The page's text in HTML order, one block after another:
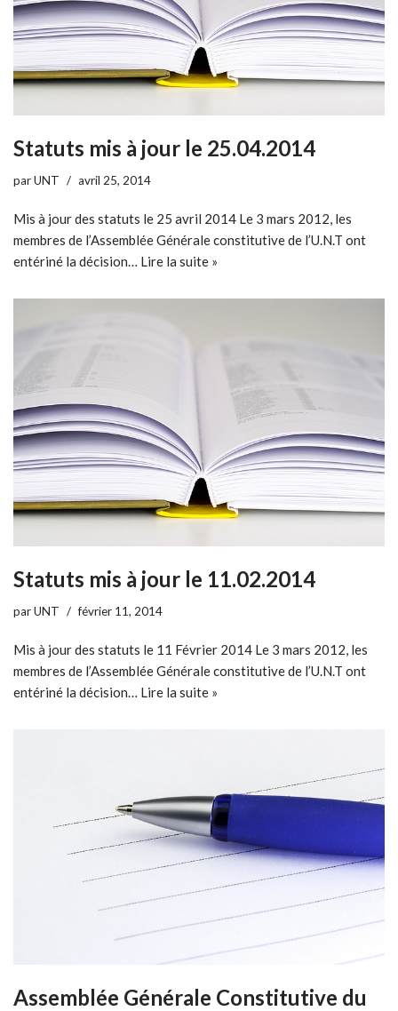
Statuts mis à jour le 25.04.2014
parUNT avril 25, 2014
Mis à jour des statuts le 25 avril 2014 Le 3 mars 2012, les
membres de l’Assemblée Générale constitutive de l’U.N.T ont
entériné la décision… Lire la suite »
Statuts mis à jour le 11.02.2014
parUNT février 11, 2014
Mis à jour des statuts le 11 Février 2014 Le 3 mars 2012, les
membres de l’Assemblée Générale constitutive de l’U.N.T ont
entériné la décision… Lire la suite »
Assemblée Générale Constitutive du